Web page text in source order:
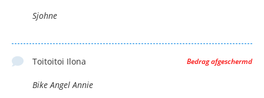
Sjohne
Bedrag afgeschermd
Toitoitoi Ilona
Bike Angel Annie